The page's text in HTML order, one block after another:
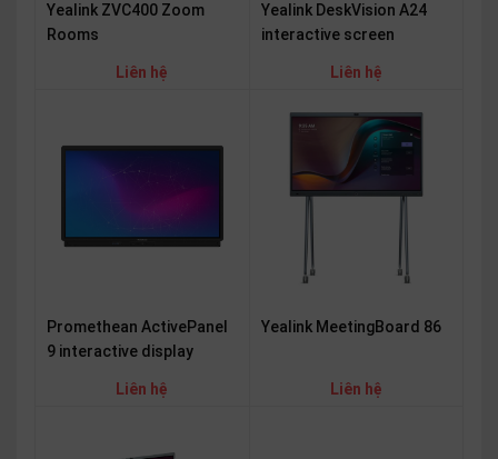
Yealink ZVC400 Zoom
Rooms
Liên hệ
Yealink DeskVision A24
interactive screen
Liên hệ
Promethean ActivePanel
9 interactive display
Liên hệ
Yealink MeetingBoard 86
Liên hệ
Tiếng